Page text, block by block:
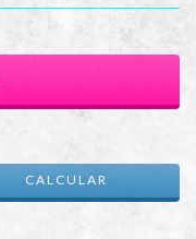
CALCULAR